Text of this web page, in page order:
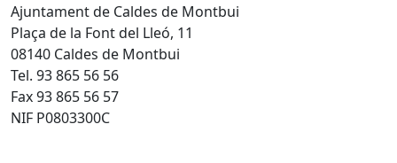
Ajuntament de Caldes de Montbui
Plaça de la Font del Lleó, 11
08140 Caldes de Montbui
Tel. 93 865 56 56
Fax 93 865 56 57
NIF P0803300C